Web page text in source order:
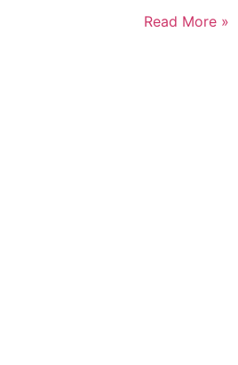
Read More »